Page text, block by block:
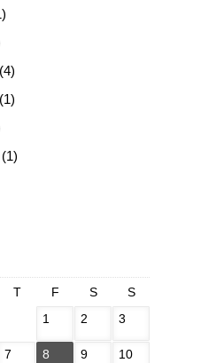
(4)
(1)
(1)
T F S
S
1
2 3
7 8 9 10